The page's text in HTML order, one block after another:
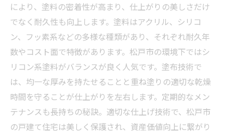
により、塗料の密着性が高まり、仕上がりの美しさだけ
でなく耐久性も向上します。塗料はアクリル、シリコ
ン、フッ素系などの多様な種類があり、それぞれ耐久年
数やコスト面で特徴があります。松戸市の環境下ではシ
リコン系塗料がバランスが良く人気です。塗布技術で
は、均一な厚みを持たせることと重ね塗りの適切な乾燥
時間を守ることが仕上がりを左右します。定期的なメン
テナンスも長持ちの秘訣。適切な仕上げ技術で、松戸市
の戸建て住宅は美しく保護され、資産価値向上に繋がり